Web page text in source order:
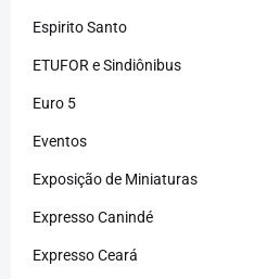
Espirito Santo
ETUFOR e Sindiônibus
Euro 5
Eventos
Exposição de Miniaturas
Expresso Canindé
Expresso Ceará